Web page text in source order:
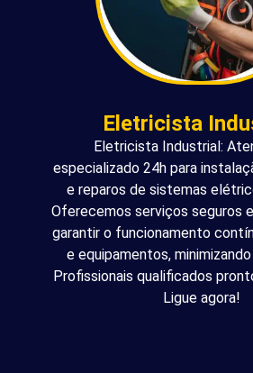
Eletricista
Eletricista Industrial:
especializado 24h para
e reparos de sistemas
Oferecemos serviços seguros
garantir o funcionamento
e equipamentos,
Profissionais qualificados
Ligue agora!